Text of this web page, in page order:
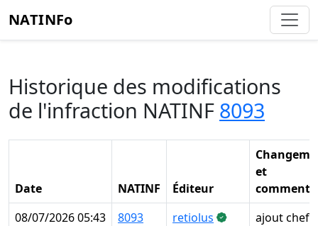
NATINFo
Historique des modifications
de l'infraction NATINF 8093
Date NATINF Éditeur
et
08/07/2026 05:43
8093 retiolus
ajout chef +